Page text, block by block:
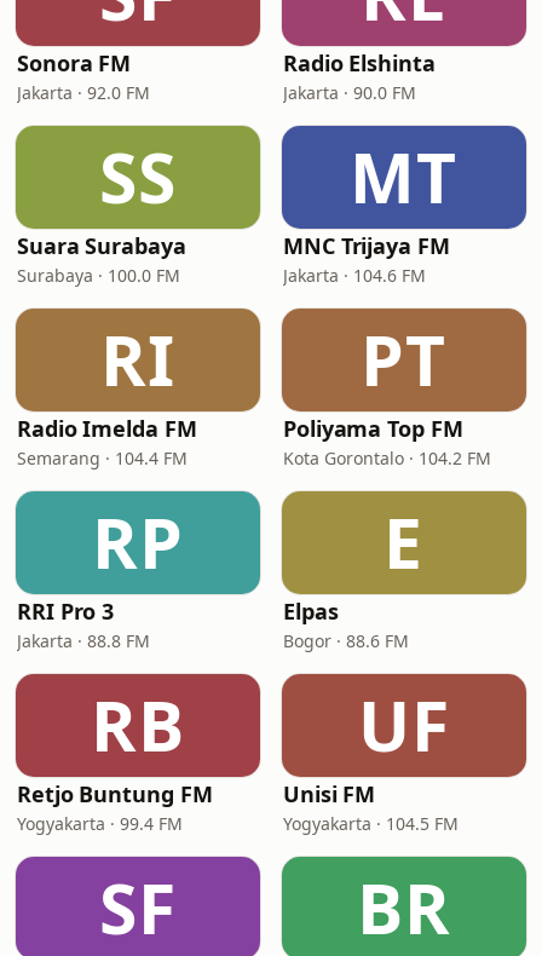
Sonora FM
Jakarta · 92.0 FM
Radio Elshinta
Jakarta · 90.0 FM
SS
Suara Surabaya
Surabaya · 100.0 FM
MT
MNC Trijaya FM
Jakarta · 104.6 FM
RI
Radio Imelda FM
Semarang · 104.4 FM
PT
Poliyama Top FM
Kota Gorontalo · 104.2 FM
RP
RRI Pro 3
Jakarta · 88.8 FM
E
Elpas
Bogor · 88.6 FM
RB
Retjo Buntung FM
Yogyakarta · 99.4 FM
UF
Unisi FM
Yogyakarta · 104.5 FM
SF BR